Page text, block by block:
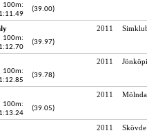
100m:
1:11.49
(39.00)
2011
100m:
1:12.70
(39.97)
2011
100m:
1:12.85
(39.78)
2011
100m:
1:13.24
(39.05)
2011